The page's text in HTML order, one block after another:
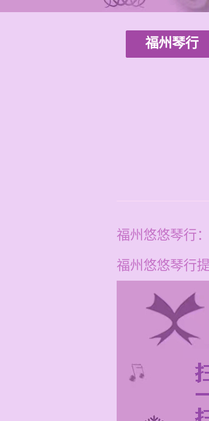
福州琴行
福州悠悠琴行
福州悠悠琴行